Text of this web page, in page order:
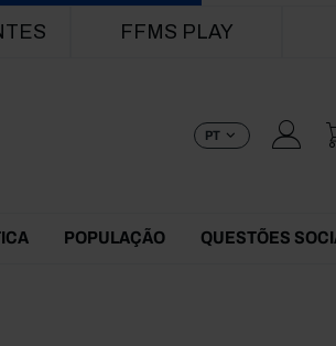
FFMS PLAY
PT
POPULAÇÃO QUESTÕES